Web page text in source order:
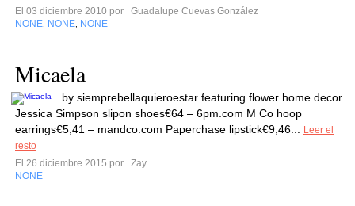
El 03 diciembre 2010 por
Guadalupe Cuevas González
NONE NONE NONE
Micaela
by siemprebellaquieroestar featuring flower home decor
Jessica Simpson slipon shoes€64 – 6pm.com M Co hoop
earrings€5,41 – mandco.com Paperchase lipstick€9,46...
Leer el
resto
El 26 diciembre 2015 por
Zay
NONE